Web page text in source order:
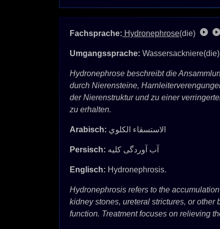
Fachsprache: Hydronephrose(die)
Umgangssprache: Wassersackniere(die)
Hydronephrose beschreibt die
durch Nierensteine,
der Nierenstruktur und zu einer
zu erhalten.
Arabisch: الاستسقاء الكلوي
Persisch: آب آوردگی کلیه
Englisch: Hydronephrosis.
Hydronephrosis refers to the
kidney stones, ureteral strictures, or
function. Treatment focuses on relieving